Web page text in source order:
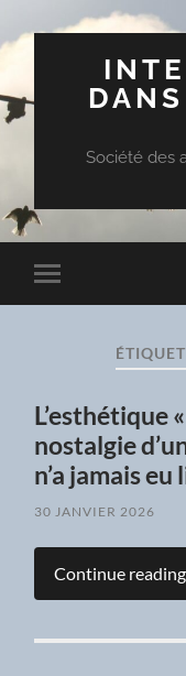
Société des
Toggle
mobile
L’esthétique
nostalgie
n’a jamais eu
30 JANVIER 2026
Continue reading